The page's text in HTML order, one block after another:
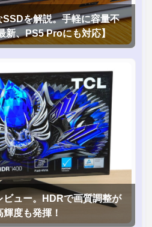
を解説。手軽に容量不
新、PS5 Proにも対応】
ビュー。HDRで画質調整が
度も発揮！